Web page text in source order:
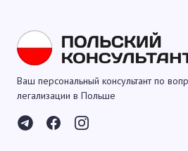
Ваш персональный консультант по
легализации в Польше